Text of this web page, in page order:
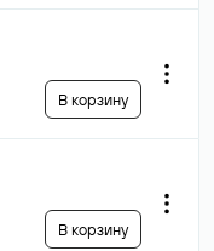
В корзину
В корзину